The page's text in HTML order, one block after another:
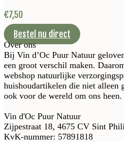
€7,50
Bestel nu direct
Over ons
Bij Vin d’Oc Puur Natuur
een groot verschil maken.
webshop natuurlijke
huishoudartikelen die niet alleen
ook voor de wereld om ons heen.
Vin d'Oc Puur Natuur
Zijpestraat 18, 4675 CV Sint
KvK-nummer: 57891818